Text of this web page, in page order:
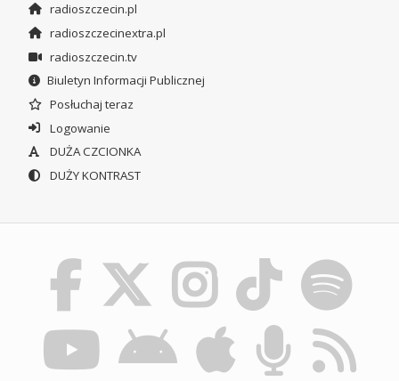
radioszczecin.pl
radioszczecinextra.pl
radioszczecin.tv
Biuletyn Informacji Publicznej
Posłuchaj teraz
Logowanie
DUŻA CZCIONKA
DUŻY KONTRAST